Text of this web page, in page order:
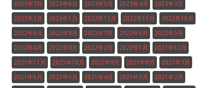
2023年7月 2023年6月 2023年5月 2023年4月 2023年3月
2023年2月 2023年1月 2022年12月 2022年11月 2022年10月
2022年9月 2022年8月 2022年7月 2022年6月 2022年5月
2022年4月 2022年3月 2022年2月 2022年1月 2021年12月
2021年11月 2021年10月 2021年9月 2021年8月 2021年7月
2021年6月 2021年5月 2021年4月 2021年3月 2021年2月